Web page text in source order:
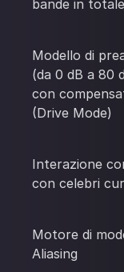
bande in
Modello di
(da 0 dB a 80
con
(Drive Mode)
Interazione
con celebri
Motore di
Aliasing